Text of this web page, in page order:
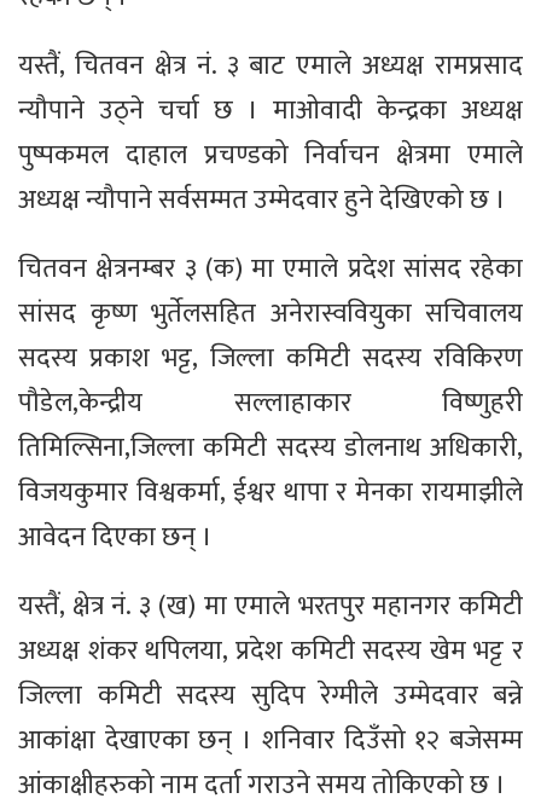
यस्तैं, चितवन क्षेत्र नं. ३ बाट एमाले अध्यक्ष रामप्रसाद
न्यौपाने उठ्ने चर्चा छ । माओवादी केन्द्रका अध्यक्ष
पुष्पकमल दाहाल प्रचण्डको निर्वाचन क्षेत्रमा एमाले
अध्यक्ष न्यौपाने सर्वसम्मत उम्मेदवार हुने देखिएको छ ।
चितवन क्षेत्रनम्बर ३ (क) मा एमाले प्रदेश सांसद रहेका
सांसद कृष्ण भुर्तेलसहित अनेरास्ववियुका सचिवालय
सदस्य प्रकाश भट्ट, जिल्ला कमिटी सदस्य रविकिरण
पौडेल,केन्द्रीय सल्लाहाकार विष्णुहरी
तिमिल्सिना,जिल्ला कमिटी सदस्य डोलनाथ अधिकारी,
विजयकुमार विश्वकर्मा, ईश्वर थापा र मेनका रायमाझीले
आवेदन दिएका छन् ।
यस्तैं, क्षेत्र नं. ३ (ख) मा एमाले भरतपुर महानगर कमिटी
अध्यक्ष शंकर थपिलया, प्रदेश कमिटी सदस्य खेम भट्ट र
जिल्ला कमिटी सदस्य सुदिप रेग्मीले उम्मेदवार बन्ने
आकांक्षा देखाएका छन् । शनिवार दिउँसो १२ बजेसम्म
आंकाक्षीहरुको नाम दर्ता गराउने समय तोकिएको छ ।